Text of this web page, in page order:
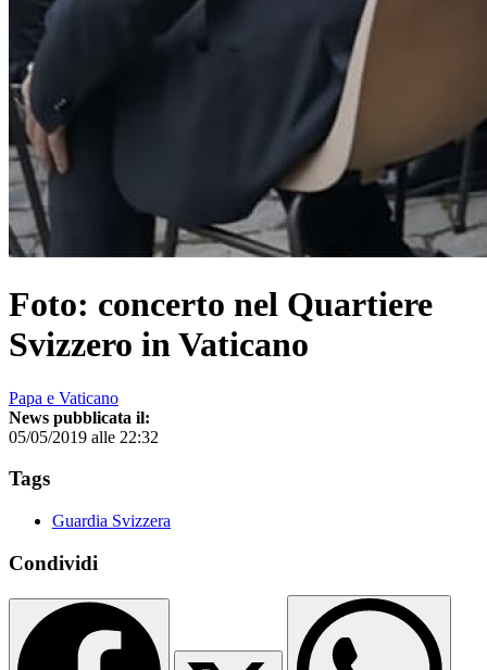
Foto: concerto nel Quartiere
Svizzero in Vaticano
Papa e Vaticano
News pubblicata il:
05/05/2019 alle 22:32
Tags
Guardia Svizzera
Condividi